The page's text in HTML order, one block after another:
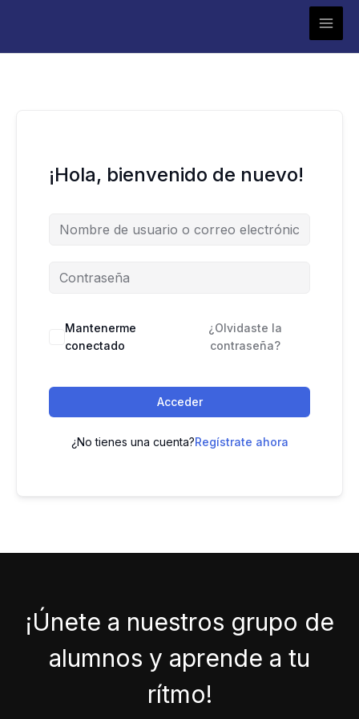
¡Hola, bienvenido de nuevo!
Mantenerme
conectado
¿Olvidaste la
contraseña?
Acceder
¿No tienes una cuenta?Regístrate ahora
¡Únete a nuestros grupo de
alumnos y aprende a tu
rítmo!